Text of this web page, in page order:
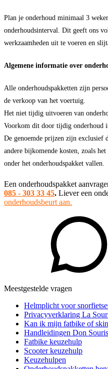
Plan je onderhoud minimaal 3
onderhoudsinterval. Dit geeft ons
werkzaamheden uit te voeren en
Algemene informatie over
Alle onderhoudspakketten zijn
de verkoop van het voertuig.
Het niet tijdig uitvoeren van
Voorkom dit door tijdig onderhoud
De genoemde prijzen zijn exclusief
andere bijkomende kosten, zoals
onder het onderhoudspakket vallen.
Een onderhoudspakket
085 - 303 33 45. Liever een
onderhoudsbeurt aan.
Meestgestelde vragen
Helmplicht voor
Privacyverklaring La
Kan ik mijn fatbike of
Handleidingen Don Souris
Fatbike keuzehulp
Scooter keuzehulp
Keuzehulpen